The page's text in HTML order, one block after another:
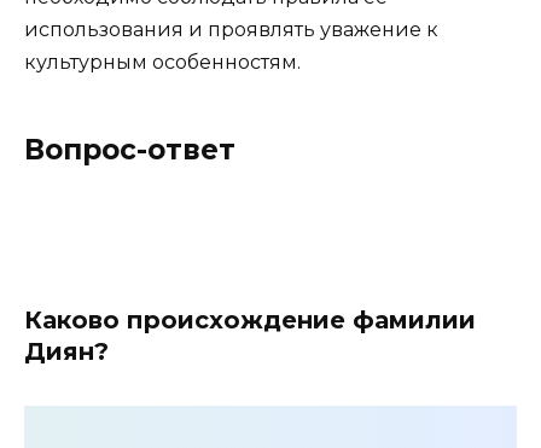
использования и проявлять уважение к
культурным особенностям.
Вопрос-ответ
Каково происхождение фамилии
Диян?